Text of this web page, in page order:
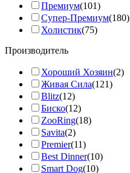
Премиум(101)
Супер-Премиум(180)
Холистик(75)
Производитель
Хороший Хозяин(2)
Живая Сила(121)
Blitz(12)
Биско(12)
ZooRing(18)
Savita(2)
Premier(11)
Best Dinner(10)
Smart Dog(10)